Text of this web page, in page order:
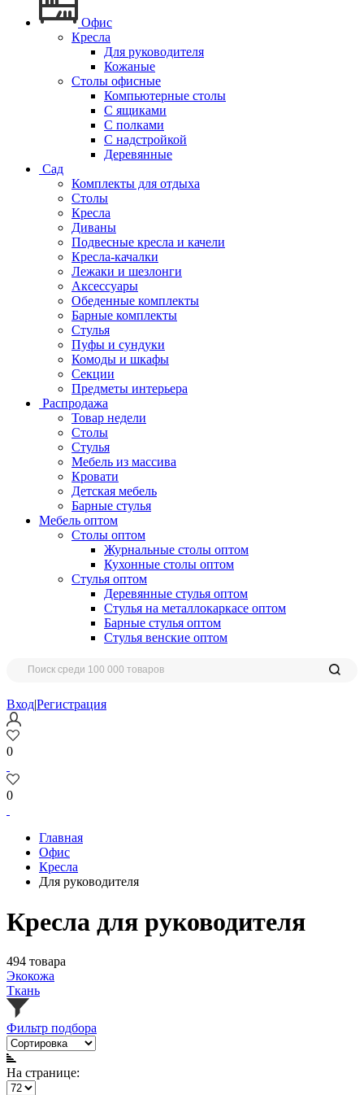
Офис
Кресла
Для руководителя
Кожаные
Столы офисные
Компьютерные столы
С ящиками
С полками
С надстройкой
Деревянные
Сад
Комплекты для отдыха
Столы
Кресла
Диваны
Подвесные кресла и качели
Кресла-качалки
Лежаки и шезлонги
Аксессуары
Обеденные комплекты
Барные комплекты
Стулья
Пуфы и сундуки
Комоды и шкафы
Секции
Предметы интерьера
Распродажа
Товар недели
Столы
Стулья
Мебель из массива
Кровати
Детская мебель
Барные стулья
Мебель оптом
Столы оптом
Журнальные столы оптом
Кухонные столы оптом
Стулья оптом
Деревянные стулья оптом
Стулья на металлокаркасе оптом
Барные стулья оптом
Стулья венские оптом
Вход|Регистрация
0
0
Главная
Офис
Кресла
Для руководителя
Кресла для руководителя
494 товара
Экокожа
Ткань
Фильтр подбора
На странице: